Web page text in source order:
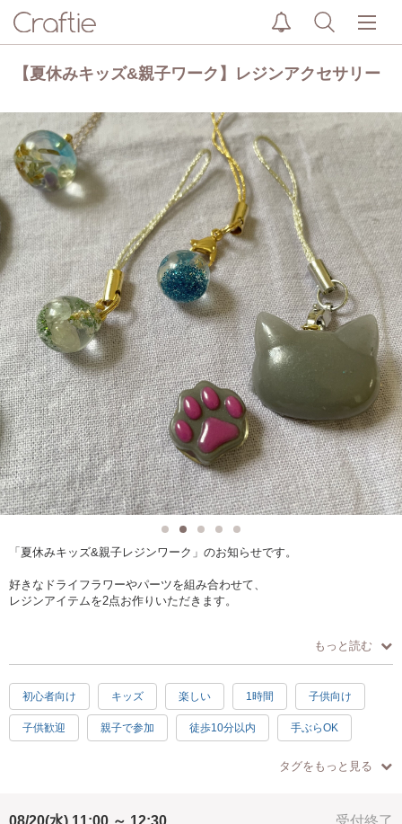
【夏休みキッズ&親子ワーク】レジンアクセサリー
「夏休みキッズ&親子レジンワーク」のお知らせです。
好きなドライフラワーやパーツを組み合わせて、
レジンアイテムを2点お作りいただきます。
大人の方のみでも^^
ご参加いただけます。
写真のキャットアイテムもお作りいただけますので、
色つけやお顔づくりもお楽しみくださいね♪
◇制作アイテム◇
もっと読む
初心者向け キッズ 楽しい 1時間 子供向け
子供歓迎 親子で参加 徒歩10分以内 手ぶらOK
タグをもっと見る
受付終了
08/20(水) 11:00 ～ 12:30